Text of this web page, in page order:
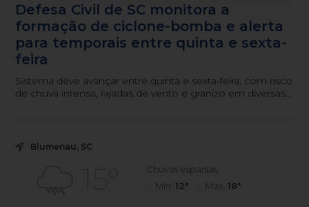
Defesa Civil de SC monitora a
formação de ciclone-bomba e alerta
para temporais entre quinta e sexta-
feira
Sistema deve avançar entre quinta e sexta-feira, com risco
de chuva intensa, rajadas de vento e granizo em diversas
Blumenau, SC
15°
Chuvas esparsas
Mín. 12° Máx. 18°